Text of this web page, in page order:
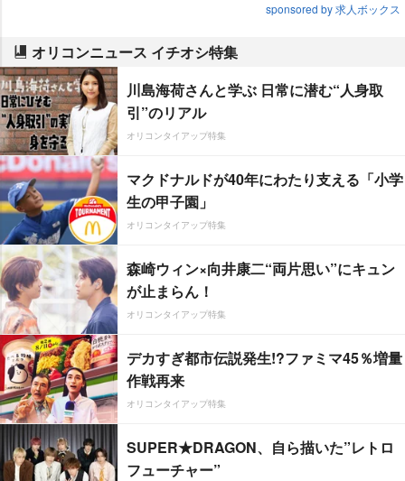
sponsored by 求人ボックス
オリコンニュース イチオシ特集
川島海荷さんと学ぶ 日常に潜む“人身取
引”のリアル
オリコンタイアップ特集
マクドナルドが40年にわたり支える「小学
生の甲子園」
オリコンタイアップ特集
森崎ウィン×向井康二“両片思い”にキュン
が止まらん！
オリコンタイアップ特集
デカすぎ都市伝説発生!?ファミマ45％増量
作戦再来
オリコンタイアップ特集
SUPER★DRAGON、自ら描いた”レトロ
フューチャー”